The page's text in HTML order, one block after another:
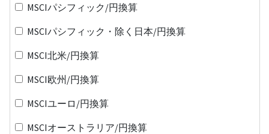
MSCIパシフィック/円換算
MSCIパシフィック・除く日本/円換算
MSCI北米/円換算
MSCI欧州/円換算
MSCIユーロ/円換算
MSCIオーストラリア/円換算